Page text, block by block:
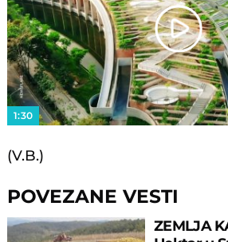
Play
1:30
(V.B.)
POVEZANE VESTI
ZEMLJA